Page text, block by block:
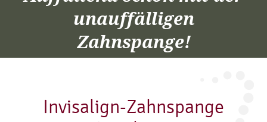
unauffälligen
Zahnspange!
Invisalign-Zahnspange